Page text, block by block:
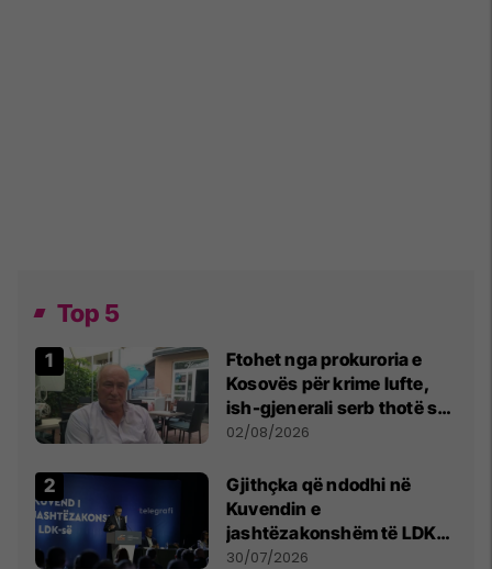
Top 5
Ftohet nga prokuroria e
Kosovës për krime lufte,
ish-gjenerali serb thotë se
dikush e tradhtoi në
02/08/2026
Gjithçka që ndodhi në
Kuvendin e
jashtëzakonshëm të LDK-
së
30/07/2026